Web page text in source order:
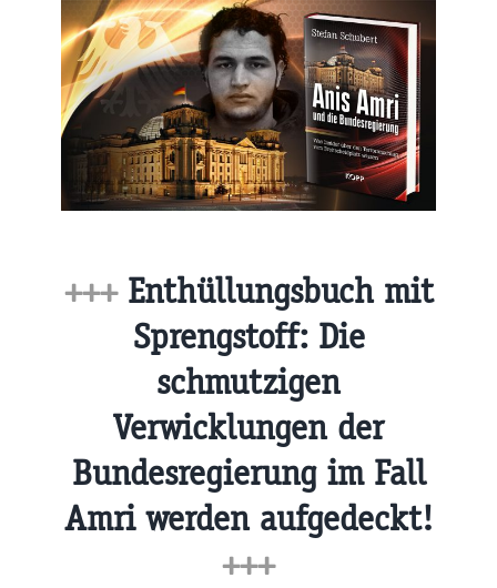
+++ Enthüllungsbuch mit
Sprengstoff: Die
schmutzigen
Verwicklungen der
Bundesregierung im Fall
Amri werden aufgedeckt!
+++